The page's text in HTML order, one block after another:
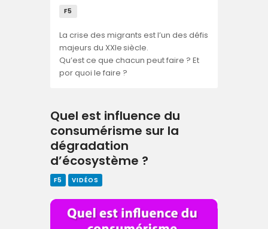
F5
La crise des migrants est l’un des défis
majeurs du XXIe siècle.
Qu’est ce que chacun peut faire ? Et
por quoi le faire ?
Quel est influence du
consumérisme sur la
dégradation
d’écosystème ?
F5 VIDÉOS